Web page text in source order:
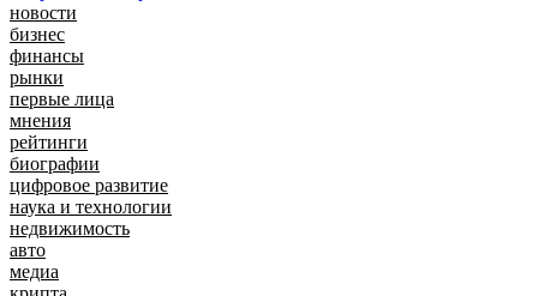
новости
бизнес
финансы
рынки
первые лица
мнения
рейтинги
биографии
цифровое развитие
наука и технологии
недвижимость
авто
медиа